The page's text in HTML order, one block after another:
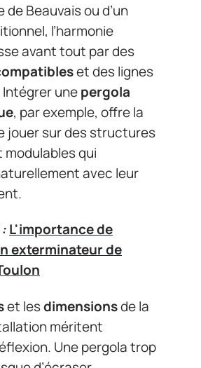
de Beauvais ou d’un
l’harmonie
avant tout par des
et des lignes
unepergola
, par exemple, offre la
jouer sur des structures
qui
avec leur
L'importance de
exterminateur de
et lesdimensionsde la
méritent
Une pergola trop